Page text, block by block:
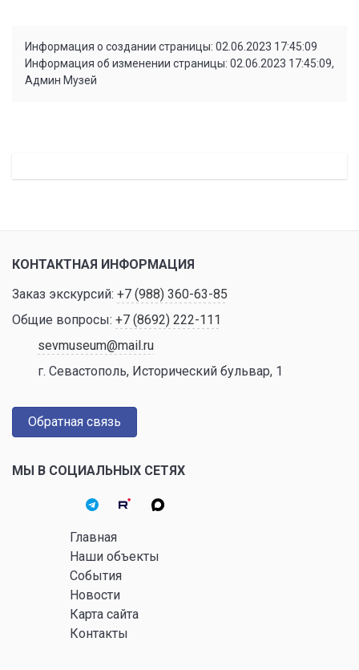
Информация о создании страницы: 02.06.2023 17:45:09
Информация об изменении страницы: 02.06.2023 17:45:09,
Админ Музей
КОНТАКТНАЯ ИНФОРМАЦИЯ
Заказ экскурсий: +7 (988) 360-63-85
Общие вопросы: +7 (8692) 222-111
sevmuseum@mail.ru
г. Севастополь, Исторический бульвар, 1
Обратная связь
МЫ В СОЦИАЛЬНЫХ СЕТЯХ
Главная
Наши объекты
События
Новости
Карта сайта
Контакты